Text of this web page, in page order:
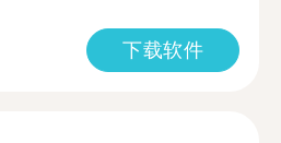
下载软件